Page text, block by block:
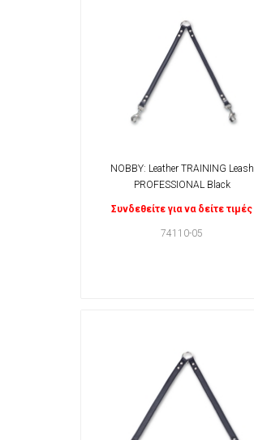
NOBBY: Leather TRAINING Leash
PROFESSIONAL Black
Συνδεθείτε για να δείτε τιμές
74110-05